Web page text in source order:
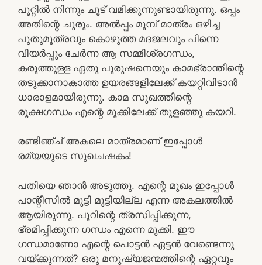
പൂറ്റില്‍ നിന്നും ചൂട് വമിക്കുന്നുണ്ടായിരുന്നു. ഒപ്പം
അതിന്റെ ചൂരും. അല്‍പ്പം മുമ്പ് മാത്രം ഒഴിച്ച
പുതുമൂത്രവും കൊഴുത്ത മദജലവും പിന്നെ
വിയര്‍പ്പും ചേര്‍ന്ന ആ സമ്മിശ്രഗന്ധം,
കരുത്തുള്ള ഏതു പുരുഷനെയും കാമഭ്രാന്തിന്റെ
തടുക്കാനാകാത്ത ഉയരങ്ങളിലേക്ക് കയറ്റിവിടാന്‍
ധാരാളമായിരുന്നു. കാമ സുഖത്തിന്റെ
രൂക്ഷഗന്ധം എന്റെ മൂക്കിലേക്ക് തുളഞ്ഞു കയറി.
രണ്ടിഞ്ച് അകലെ മാത്രമാണ് ഇപ്പോള്‍
രമ്യയുടെ സുഖചഷകം!
പതിയെ ഞാന്‍ അടുത്തു. എന്റെ മുഖം ഇപ്പോള്‍
പാന്റീസില്‍ മുട്ടി മുട്ടിയില്ല എന്ന അകലത്തില്‍
ആയിരുന്നു. പൂറിന്റെ ത്രസിപ്പിക്കുന്ന,
ഭ്രമിപ്പിക്കുന്ന ഗന്ധം എന്നെ മുക്കി. ഈ
ഗന്ധമാണോ എന്റെ പൊട്ടന്‍ ഏട്ടന്‍ വേണ്ടെന്നു
വയ്ക്കുന്നത്? ഒരു മനുഷ്യജന്മത്തിന്റെ ഏറ്റവും